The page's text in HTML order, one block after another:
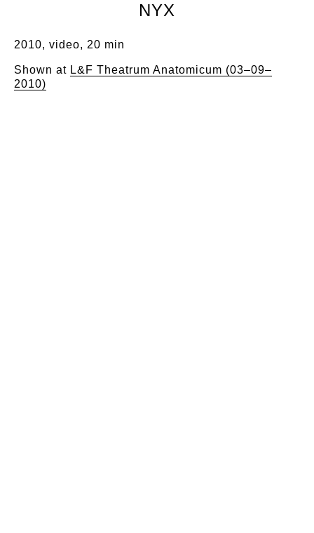
NYX
2010, video, 20 min
Shown at L&F Theatrum Anatomicum (03–09–
2010)